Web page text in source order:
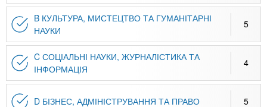
n
t
s
и
з
Онлайн курси
За кордоном
B КУЛЬТУРА, МИСТЕЦТВО ТА ГУМАНІТАРНІ
НАУКИ
5
C СОЦІАЛЬНІ НАУКИ, ЖУРНАЛІСТИКА ТА
ІНФОРМАЦІЯ
4
D БІЗНЕС, АДМІНІСТРУВАННЯ ТА ПРАВО 5